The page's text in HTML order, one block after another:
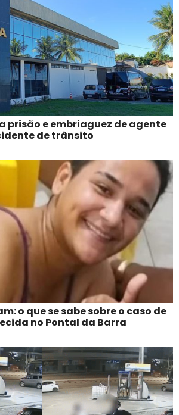
prisão e embriaguez de agente
de trânsito
o que se sabe sobre o caso de
no Pontal da Barra